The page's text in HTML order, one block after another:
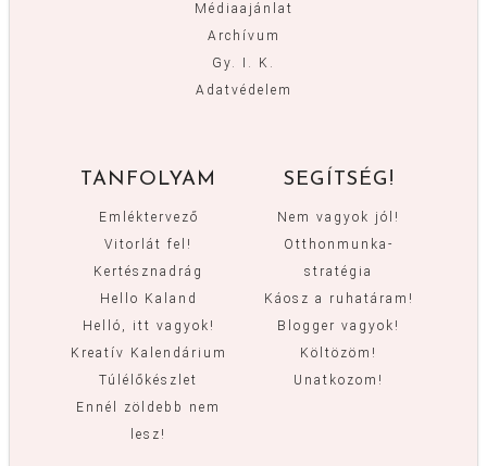
Médiaajánlat
Archívum
Gy. I. K.
Adatvédelem
TANFOLYAM
Emléktervező
Vitorlát fel!
Kertésznadrág
Hello Kaland
Helló, itt vagyok!
Kreatív Kalendárium
Túlélőkészlet
Ennél zöldebb nem
lesz!
SEGÍTSÉG!
Nem vagyok jól!
Otthonmunka-
stratégia
Káosz a ruhatáram!
Blogger vagyok!
Költözöm!
Unatkozom!